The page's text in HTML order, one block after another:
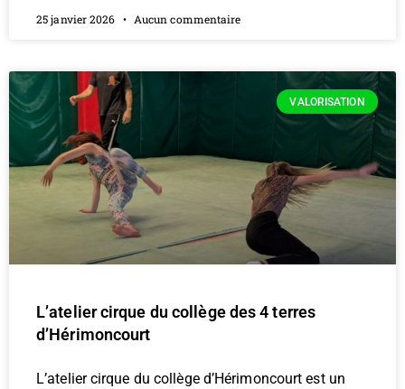
25 janvier 2026 Aucun commentaire
VALORISATION
L’atelier cirque du collège des 4 terres
d’Hérimoncourt
L’atelier cirque du collège d’Hérimoncourt est un